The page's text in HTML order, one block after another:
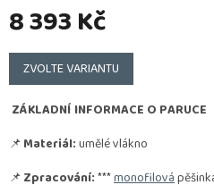
8 393 Kč
Měrná
cena:
ZVOLTE VARIANTU
ZÁKLADNÍ INFORMACE O PARUCE
📌Materiál:umělé vlákno
📌Zpracování:***monofilová